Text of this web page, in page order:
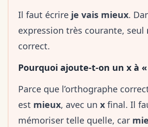
Il faut écrire je vais mieux.
expression très courante, seul
correct.
Pourquoi ajoute-t-on un x à
Parce que l’orthographe
est mieux, avec un x final. Il
mémoriser telle quelle, car